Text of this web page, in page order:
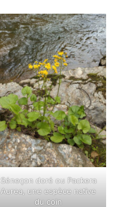
Séneçon doré ou Packera
Aurea, une espèce native
du coin